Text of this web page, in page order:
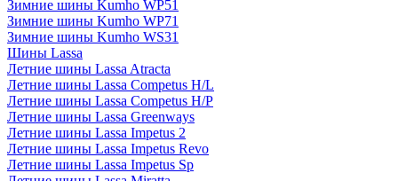
Зимние шины Kumho WP51
Зимние шины Kumho WP71
Зимние шины Kumho WS31
Шины Lassa
Летние шины Lassa Atracta
Летние шины Lassa Competus H/L
Летние шины Lassa Competus H/P
Летние шины Lassa Greenways
Летние шины Lassa Impetus 2
Летние шины Lassa Impetus Revo
Летние шины Lassa Impetus Sp